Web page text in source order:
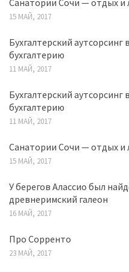
Санатории Сочи — отдых и
15 МАЙ, 2017
Бухгалтерский
бухгалтерию
11 МАЙ, 2017
Бухгалтерский
бухгалтерию
11 МАЙ, 2017
Санатории Сочи — отдых и
15 МАЙ, 2017
У берегов Алассио был
древнеримский галеон
16 МАЙ, 2017
Про Сорренто
23 МАЙ, 2017